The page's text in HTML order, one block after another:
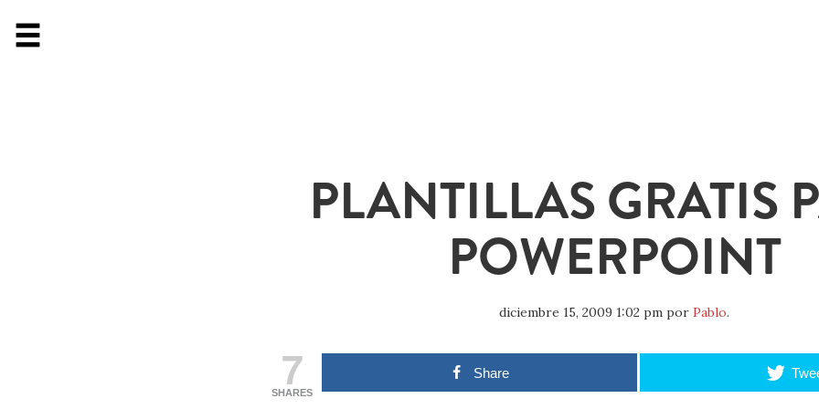
PLANTILLAS GRATIS
POWERPOINT
diciembre 15, 2009 1:02 pm por Pablo.
7
SHARES
Share